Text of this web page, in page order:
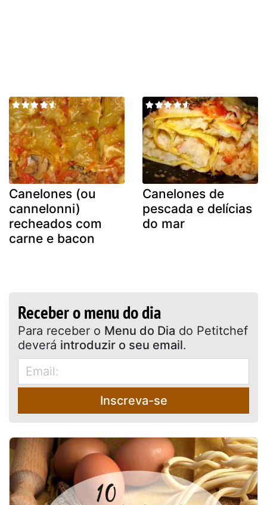
Canelones (ou
cannelonni)
recheados com
carne e bacon
Canelones de
pescada e delícias
do mar
Receber o menu do dia
Para receber o Menu do Dia do Petitchef
deverá introduzir o seu email.
Inscreva-se